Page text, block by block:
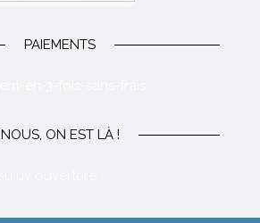
PAIEMENTS
NOUS, ON EST LÀ !